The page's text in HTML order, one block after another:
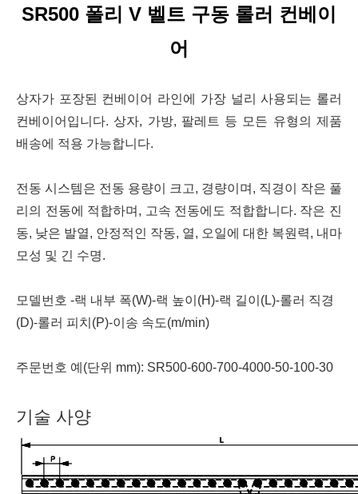
SR500 폴리 V 벨트 구동 롤러 컨베이
어
상자가 포장된 컨베이어 라인에 가장 널리 사용되는 롤러
컨베이어입니다. 상자, 가방, 팔레트 등 모든 유형의 제품
배송에 적용 가능합니다.
전동 시스템은 전동 용량이 크고, 경량이며, 직경이 작은 풀
리의 전동에 적합하며, 고속 전동에도 적합합니다. 작은 진
동, 낮은 발열, 안정적인 작동, 열, 오일에 대한 복원력, 내마
모성 및 긴 수명.
모델번호 -랙 내부 폭(W)-랙 높이(H)-랙 길이(L)-롤러 직경
(D)-롤러 피치(P)-이송 속도(m/min)
주문번호 예(단위 mm): SR500-600-700-4000-50-100-30
기술 사양